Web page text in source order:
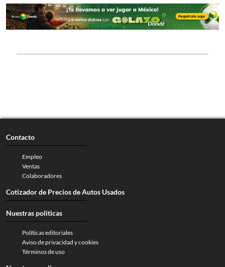
Contacto
Empleo
Ventas
Colaboradores
Cotizador de Precios de Autos Usados
Nuestras politicas
Políticas editoriales
Aviso de privacidad y cookies
Términos de uso